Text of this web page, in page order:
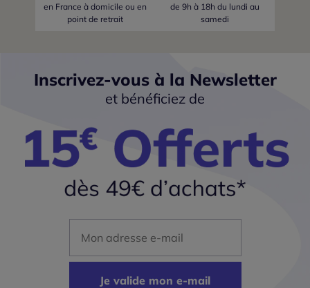
en France à domicile ou en
point de retrait
de 9h à 18h du lundi au
samedi
Inscrivez-vous à la Newsletter
et bénéficiez de
Je valide mon e-mail